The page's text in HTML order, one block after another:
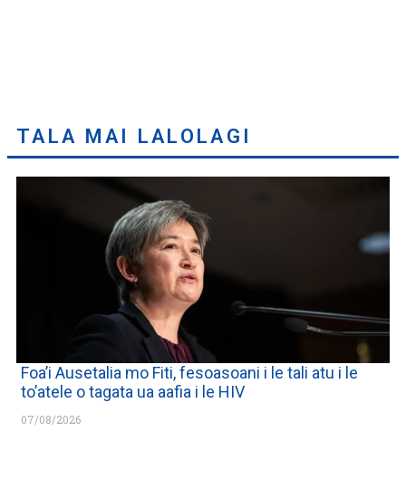
TALA MAI LALOLAGI
Foa’i Ausetalia mo Fiti, fesoasoani i le tali atu i le
to’atele o tagata ua aafia i le HIV
07/08/2026